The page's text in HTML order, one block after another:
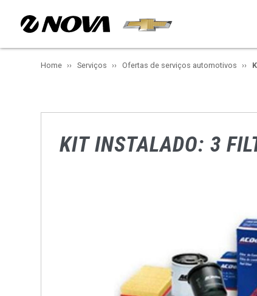
Home Serviços Ofertas de serviços automotivos
KIT INSTALADO: 3